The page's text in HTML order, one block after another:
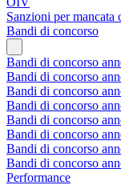
Sanzioni per mancata
Bandi di concorso
Bandi di concorso
Bandi di concorso
Bandi di concorso
Bandi di concorso
Bandi di concorso
Bandi di concorso
Bandi di concorso
Bandi di concorso
Performance